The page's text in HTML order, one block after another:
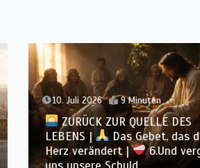
10. Juli 2026 9 Minuten
ZURÜCK ZUR QUELLE DES
LEBENS |
Das Gebet, das das
Herz verändert |
6.Und vergib